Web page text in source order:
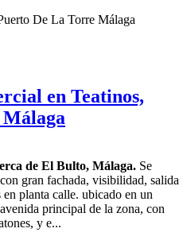
en Teatinos,
de El Bulto, Málaga. Se
gran fachada, visibilidad, salida
planta calle. ubicado en un
principal de la zona, con
y e...